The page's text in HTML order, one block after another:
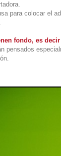
para colocar el
fondo, es
pensados